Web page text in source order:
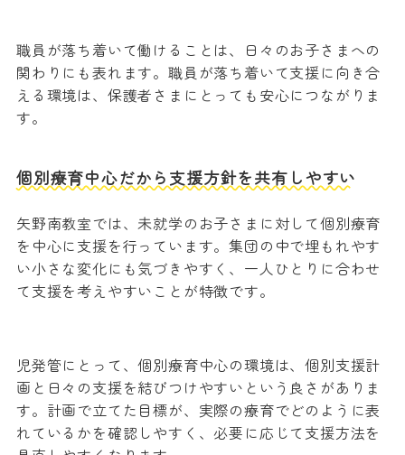
職員が落ち着いて働けることは、日々のお子さまへの
関わりにも表れます。職員が落ち着いて支援に向き合
える環境は、保護者さまにとっても安心につながりま
す。
個別療育中心だから支援方針を共有しやすい
矢野南教室では、未就学のお子さまに対して個別療育
を中心に支援を行っています。集団の中で埋もれやす
い小さな変化にも気づきやすく、一人ひとりに合わせ
て支援を考えやすいことが特徴です。
児発管にとって、個別療育中心の環境は、個別支援計
画と日々の支援を結びつけやすいという良さがありま
す。計画で立てた目標が、実際の療育でどのように表
れているかを確認しやすく、必要に応じて支援方法を